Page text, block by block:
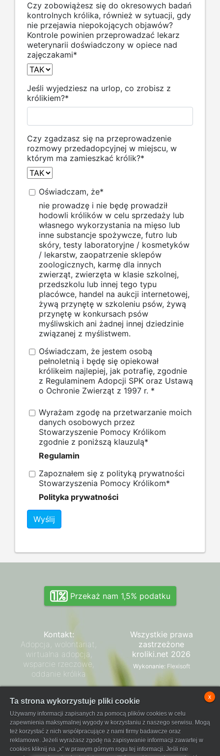
Czy zobowiążesz się do okresowych badań
kontrolnych królika, również w sytuacji, gdy
nie przejawia niepokojących objawów?
Kontrole powinien przeprowadzać lekarz
weterynarii doświadczony w opiece nad
zajęczakami*
Jeśli wyjedziesz na urlop, co zrobisz z
królikiem?*
Czy zgadzasz się na przeprowadzenie
rozmowy przedadopcyjnej w miejscu, w
którym ma zamieszkać królik?*
Oświadczam, że*
nie prowadzę i nie będę prowadził
hodowli królików w celu sprzedaży lub
własnego wykorzystania na mięso lub
inne substancje spożywcze, futro lub
skóry, testy laboratoryjne / kosmetyków
/ lekarstw, zaopatrzenie sklepów
zoologicznych, karmę dla innych
zwierząt, zwierzęta w klasie szkolnej,
przedszkolu lub innej tego typu
placówce, handel na aukcji internetowej,
żywą przynętę w szkoleniu psów, żywą
przynętę w konkursach psów
myśliwskich ani żadnej innej dziedzinie
związanej z myślistwem.
Oświadczam, że jestem osobą
pełnoletnią i będę się opiekował
królikeim najlepiej, jak potrafię, zgodnie
z Regulaminem Adopcji SPK oraz Ustawą
o Ochronie Zwierząt z 1997 r. *
Wyrażam zgodę na przetwarzanie moich
danych osobowych przez
Stowarzyszenie Pomocy Królikom
zgodnie z poniższą klauzulą*
Regulamin
Zapoznałem się z polityką prywatności
Stowarzyszenia Pomocy Królikom*
Polityka prywatności
Wyślij
Przekaż nam 1,5% podatku
Kontakt:
Adopcja, wolontariat,
wirtualna adopcja,
wsparcie rzeczowe,
oddanie królika
Regulamin płatności
FaniPay
Wszystkie prawa
zastrzeżone
kroliki.net 2026
Wykonanie: Flexisoft
Ta strona wykorzystuje pliki cookie
Używamy informacji zapisanych za pomocą plików cookies w celu
zapewnienia maksymalnej wygody w korzystaniu z naszego serwisu. Mogą
też korzystać z nich współpracujące z nami firmy badawcze oraz
reklamowe. Jeżeli wyrażasz zgodę na zapisywanie informacji zawartej w
cookies kliknij na „x” w prawym górnym rogu tej informacji. Jeśli nie
x